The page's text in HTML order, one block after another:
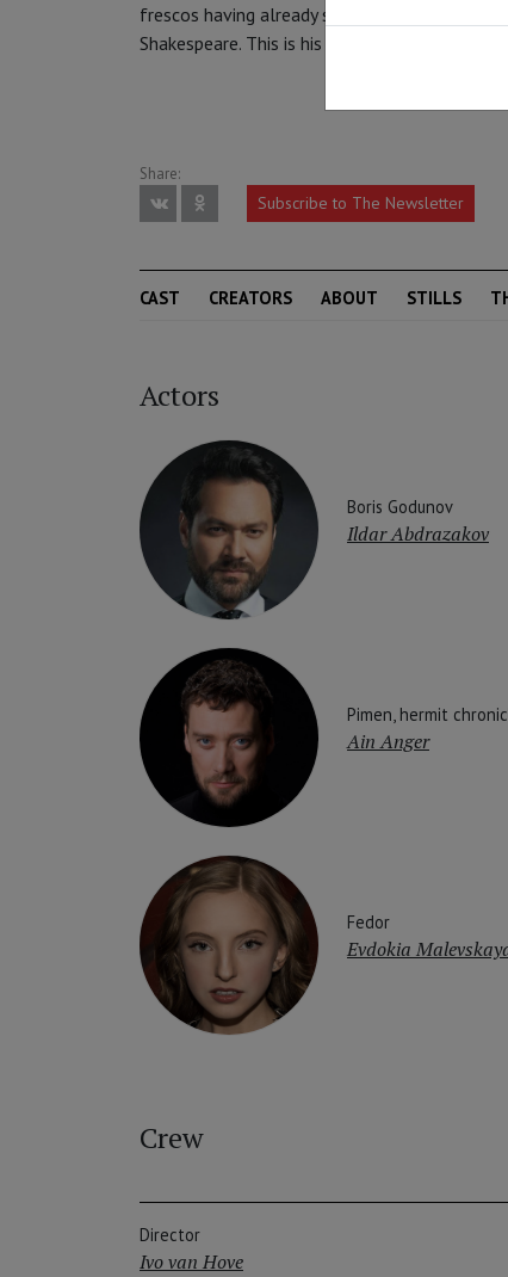
frescos having already staged Tragédies
Shakespeare. This is his first production for the
Share:
Subscribe to The Newsletter
CAST CREATORS ABOUT STILLS
Actors
Boris Godunov
Ildar Abdrazakov
Pimen, hermit
Ain Anger
Fedor
Evdokia
Crew
Director
Ivo van Hove